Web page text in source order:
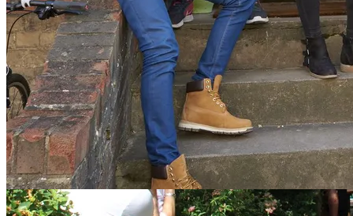
Sprogskoler i Cambridge Sammenlign skoler
Andre byer i England